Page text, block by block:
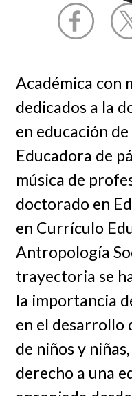
Académica con
dedicados a la
en educación
Educadora de
música de
doctorado en
en Currículo
Antropología
trayectoria se
la importancia
en el desarrollo
de niños y
derecho a una